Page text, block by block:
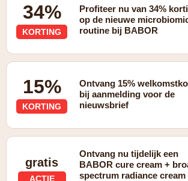
Spectrum Radiance Cream (15 ml) als
code SUMMER2026 in je winkelmandje in en
gratis zonnebrandcrème SPF50+. *-20%
SUMMER2026 op alle producten.
producten waarop al korting is gegeven en
een bestelwaarde van €60 of meer wordt
cadeautje toegevoegd. Alleen zolang de
34%
KORTING
Profiteer nu van 34%
op de nieuwe
routine bij BABOR
15%
KORTING
Ontvang 15%
bij aanmelding voor de
nieuwsbrief
gratis
ACTIE
Ontvang nu tijdelijk een
BABOR cure cream +
spectrum radiance cream